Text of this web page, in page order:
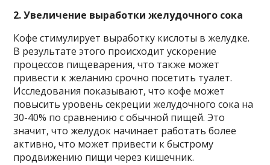
2. Увеличение выработки желудочного сока
Кофе стимулирует выработку кислоты в желудке.
В результате этого происходит ускорение
процессов пищеварения, что также может
привести к желанию срочно посетить туалет.
Исследования показывают, что кофе может
повысить уровень секреции желудочного сока на
30-40% по сравнению с обычной пищей. Это
значит, что желудок начинает работать более
активно, что может привести к быстрому
продвижению пищи через кишечник.